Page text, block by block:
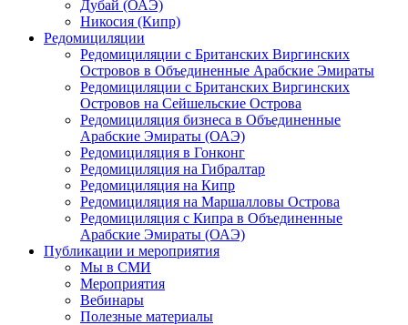
Дубай (ОАЭ)
Никосия (Кипр)
Редомициляции
Редомициляции с Британских Виргинских
Островов в Объединенные Арабские Эмираты
Редомициляции с Британских Виргинских
Островов на Сейшельские Острова
Редомициляция бизнеса в Объединенные
Арабские Эмираты (ОАЭ)
Редомициляция в Гонконг
Редомициляция на Гибралтар
Редомициляция на Кипр
Редомициляция на Маршалловы Острова
Редомициляция с Кипра в Объединенные
Арабские Эмираты (ОАЭ)
Публикации и мероприятия
Мы в СМИ
Мероприятия
Вебинары
Полезные материалы